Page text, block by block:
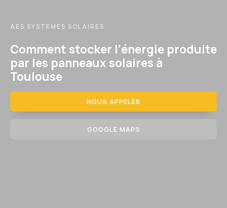
AES SYSTEMES SOLAIRES
Comment stocker l’énergie produite
par les panneaux solaires à
Toulouse
NOUS APPELER
GOOGLE MAPS